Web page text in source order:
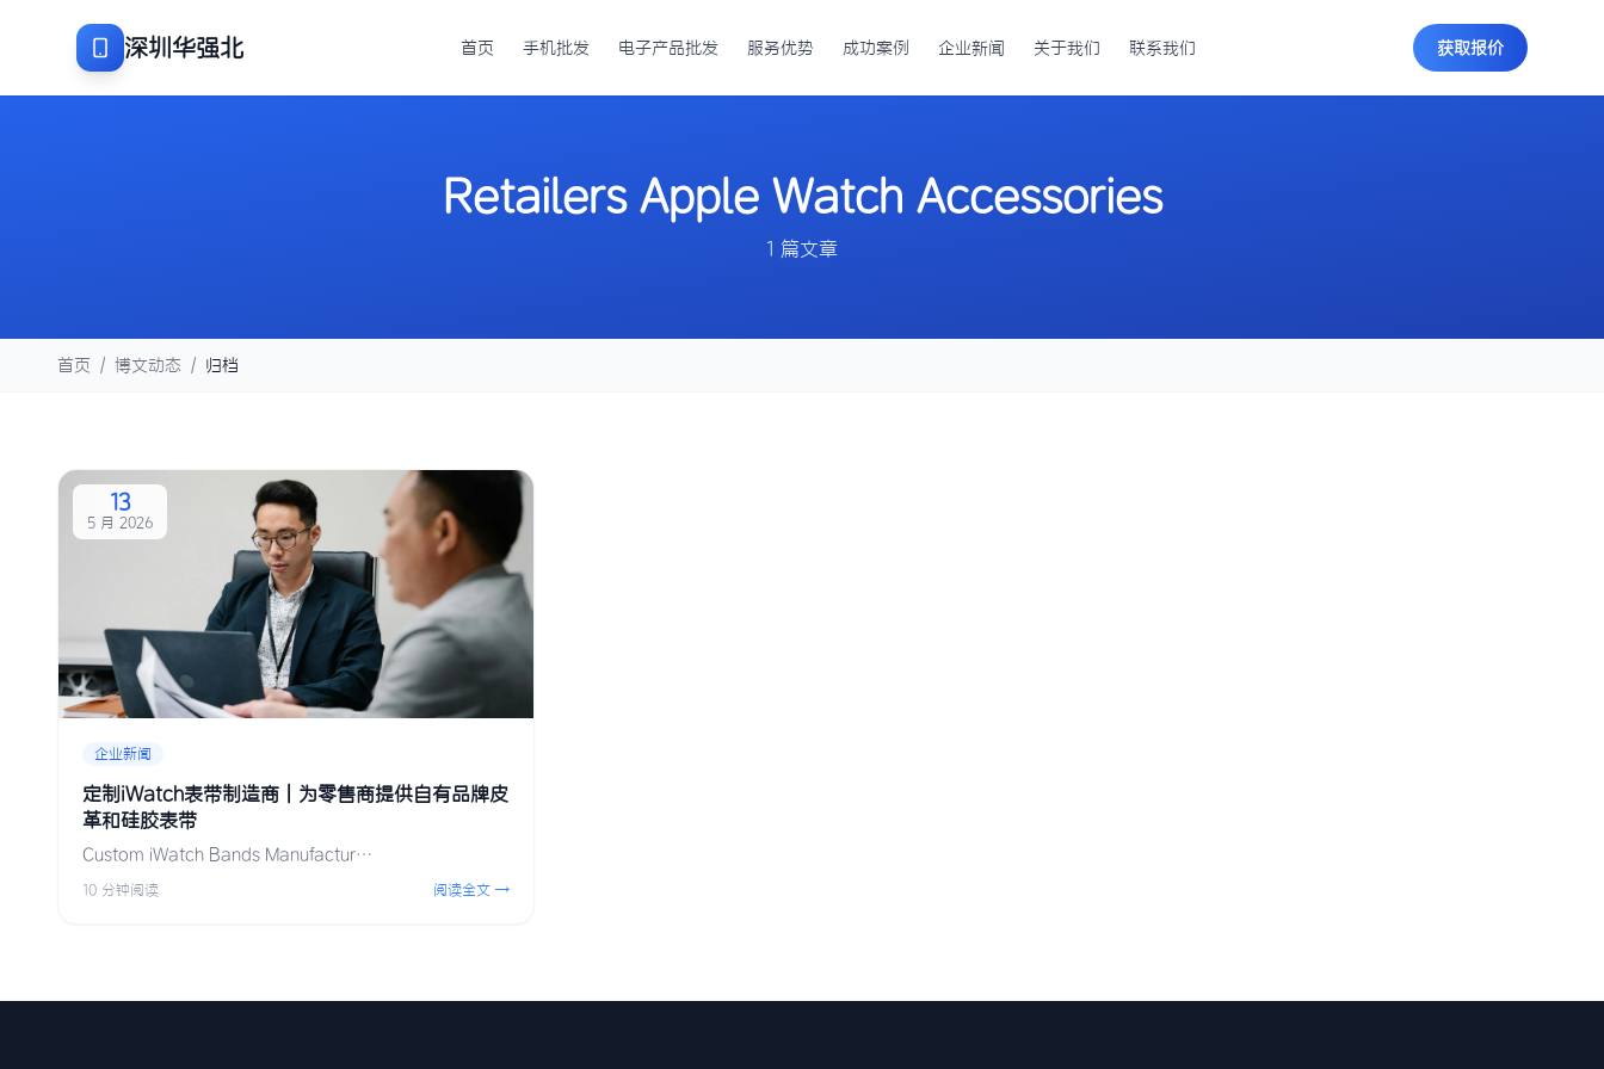
深圳华强北 首页 手机批发 电子产品批发 服务优势 成功案例 企业新闻 关于我们 联系我们 获取报价
Retailers Apple Watch Accessories
1 篇文章
首页 / 博文动态 / 归档
13
5 月 2026
企业新闻
定制iWatch表带制造商 | 为零售商提供自有品牌皮
革和硅胶表带
Custom iWatch Bands Manufactur…
10 分钟阅读 阅读全文 →